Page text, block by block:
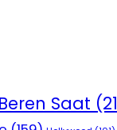
Beren Saat